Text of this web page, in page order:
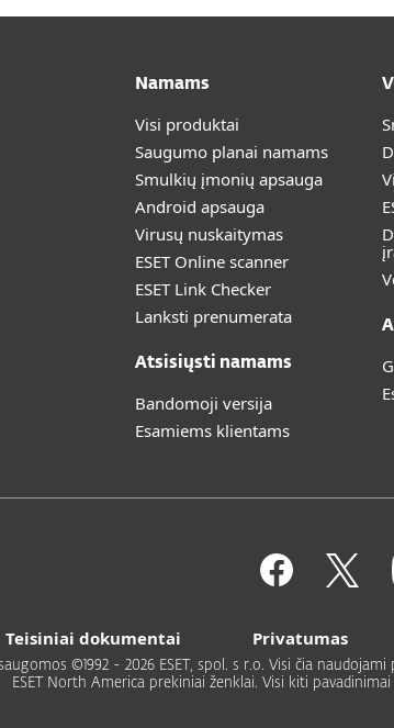
Namams
Visi produktai
Saugumo planai namams
Smulkių įmonių apsauga
Android apsauga
Virusų nuskaitymas
ESET Online scanner
ESET Link Checker
Lanksti prenumerata
Atsisiųsti namams
Bandomoji versija
Esamiems klientams
Teisiniai dokumentai Privatumas
©1992 - 2026 ESET, spol. s r.o. Visi čia
ESET North America prekiniai ženklai. Visi kiti